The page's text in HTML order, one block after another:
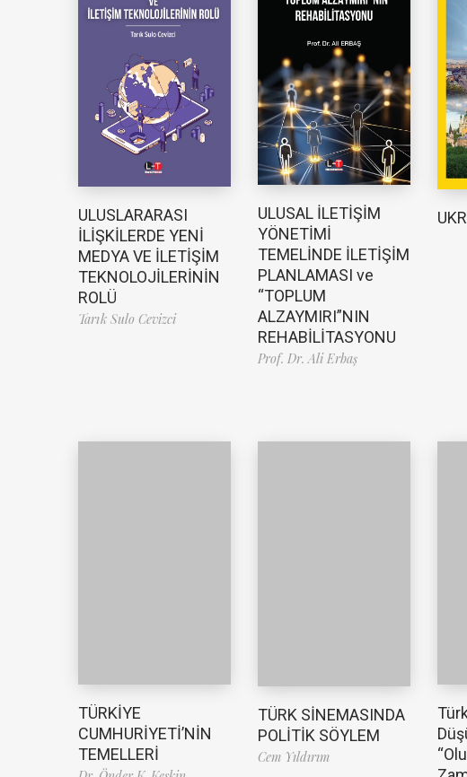
ULUSLARARASI
İLİŞKİLERDE YENİ
MEDYA VE İLETİŞİM
TEKNOLOJİLERİNİN
ROLÜ
Tarık Sulo Cevizci
ULUSAL İLETİŞİM
YÖNETİMİ
TEMELİNDE İLETİŞİM
PLANLAMASI ve
“TOPLUM
ALZAYMIRI”NIN
REHABİLİTASYONU
Prof. Dr. Ali Erbaş
TÜRKİYE
CUMHURİYETİ’NİN
TEMELLERİ
TÜRK SİNEMASINDA
POLİTİK SÖYLEM
Cem Yıldırım